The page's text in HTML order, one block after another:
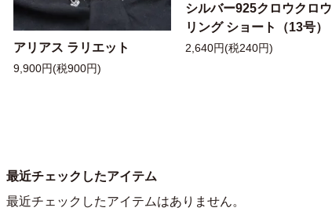
アリアス ラリエット
9,900円(税900円)
シルバー925クロウクロウ
リング ショート（13号）
2,640円(税240円)
最近チェックしたアイテム
最近チェックしたアイテムはありません。